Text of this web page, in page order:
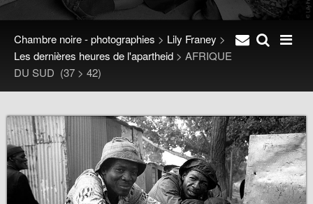
Chambre noire - photographies > Lily Franey >
Les dernières heures de l'apartheid > AFRIQUE
DU SUD (37 > 42)